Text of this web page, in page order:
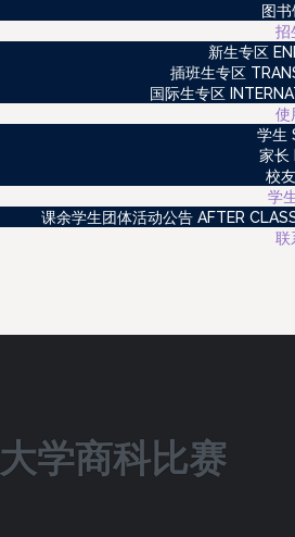
图书
招
新生专区
插班生专区
国际生专区
使
学生
家长
校
学
课余学生团体活动公告 AFTER
联
学商科比赛